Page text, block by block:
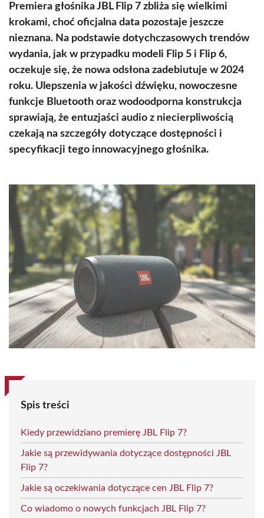
Premiera głośnika JBL Flip 7 zbliża się wielkimi
krokami, choć oficjalna data pozostaje jeszcze
nieznana. Na podstawie dotychczasowych trendów
wydania, jak w przypadku modeli Flip 5 i Flip 6,
oczekuje się, że nowa odsłona zadebiutuje w 2024
roku. Ulepszenia w jakości dźwięku, nowoczesne
funkcje Bluetooth oraz wodoodporna konstrukcja
sprawiają, że entuzjaści audio z niecierpliwością
czekają na szczegóły dotyczące dostępności i
specyfikacji tego innowacyjnego głośnika.
Spis treści
Kiedy przewidziano premierę JBL Flip 7?
Jakie są przewidywania dotyczące dostępności JBL
Flip 7?
Jakie są oczekiwania dotyczące cen JBL Flip 7?
Co wiadomo o nowych funkcjach JBL Flip 7?